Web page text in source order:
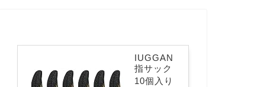
IUGGAN
指サック
10個入り